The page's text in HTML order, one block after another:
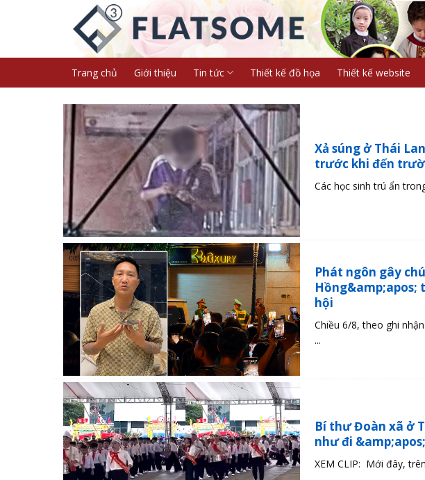
Trang chủ Giới thiệu Tin tức Thiết kế đồ họa Thiết kế website
Xả súng ở Thái
trước khi đến
Các học sinh trú ẩn
Phát ngôn gây
hội
Chiều 6/8, theo ghi
...
Bí thư Đoàn xã ở
như đi
XEM CLIP: Mới đây,